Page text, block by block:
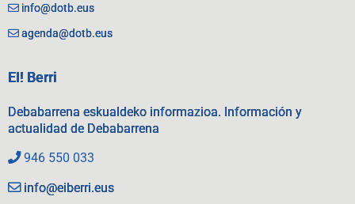
info@dotb.eus
agenda@dotb.eus
EI! Berri
Debabarrena eskualdeko informazioa. Información y
actualidad de Debabarrena
946 550 033
info@eiberri.eus